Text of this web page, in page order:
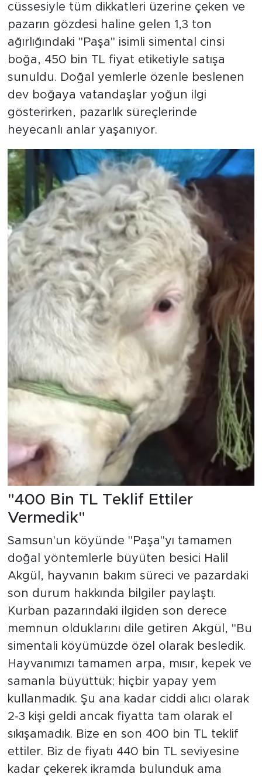
cüssesiyle tüm dikkatleri üzerine çeken ve
pazarın gözdesi haline gelen 1,3 ton
ağırlığındaki "Paşa" isimli simental cinsi
boğa, 450 bin TL fiyat etiketiyle satışa
sunuldu. Doğal yemlerle özenle beslenen
dev boğaya vatandaşlar yoğun ilgi
gösterirken, pazarlık süreçlerinde
heyecanlı anlar yaşanıyor.
"400 Bin TL Teklif Ettiler
Vermedik"
Samsun'un köyünde "Paşa"yı tamamen
doğal yöntemlerle büyüten besici Halil
Akgül, hayvanın bakım süreci ve pazardaki
son durum hakkında bilgiler paylaştı.
Kurban pazarındaki ilgiden son derece
memnun olduklarını dile getiren Akgül, "Bu
simentali köyümüzde özel olarak besledik.
Hayvanımızı tamamen arpa, mısır, kepek ve
samanla büyüttük; hiçbir yapay yem
kullanmadık. Şu ana kadar ciddi alıcı olarak
2-3 kişi geldi ancak fiyatta tam olarak el
sıkışamadık. Bize en son 400 bin TL teklif
ettiler. Biz de fiyatı 440 bin TL seviyesine
kadar çekerek ikramda bulunduk ama